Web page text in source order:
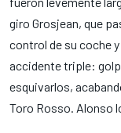
giro Grosjean, que
control de su coche
accidente triple:
esquivarlos,
Toro Rosso . Alonso